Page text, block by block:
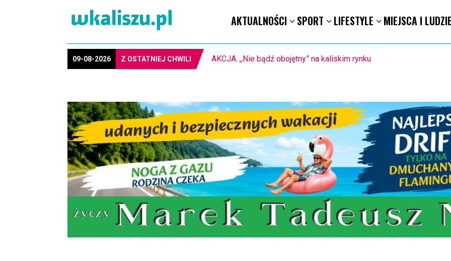
AKTUALNOŚCI SPORT LIFESTYLE MIEJSCA I
09-08-2026 Z OSTATNIEJ CHWILI PIŁKA RĘCZNA. Nowa bramkarka Szczypiorna. Grała w Norwegii